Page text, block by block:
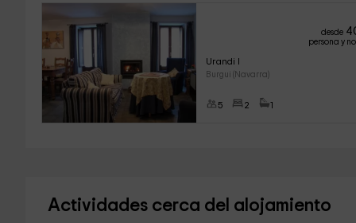
desde
persona y
Urandi I
Burgui (Navarra)
5 2 1
Actividades cerca del alojamiento